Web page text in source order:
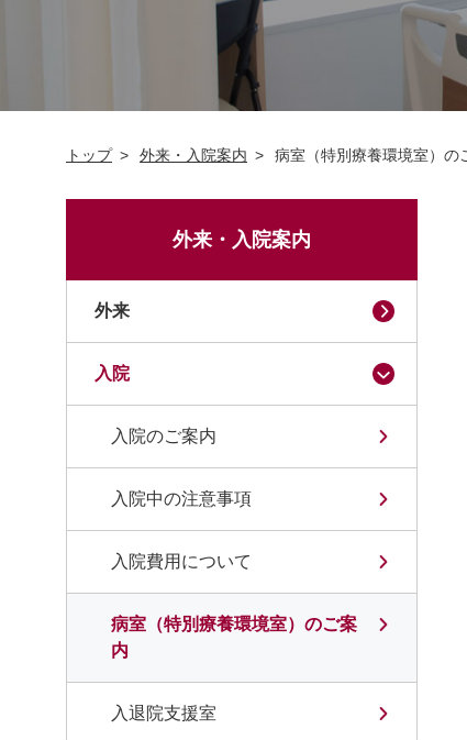
トップ 外来・入院案内 病室（特別療養環境室）の
外来・入院案内
外来
入院
入院のご案内
入院中の注意事項
入院費用について
病室（特別療養環境室）のご案
内
入退院支援室